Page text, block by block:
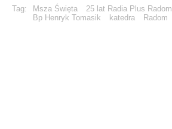
Tag: Msza Święta 25 lat Radia Plus Radom
Bp Henryk Tomasik
katedra Radom